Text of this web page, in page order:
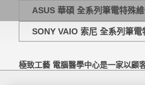
ASUS 華碩 全系列筆電特殊
SONY VAIO 索尼 全系列筆電
極致工藝 電腦醫學中心是一家以顧